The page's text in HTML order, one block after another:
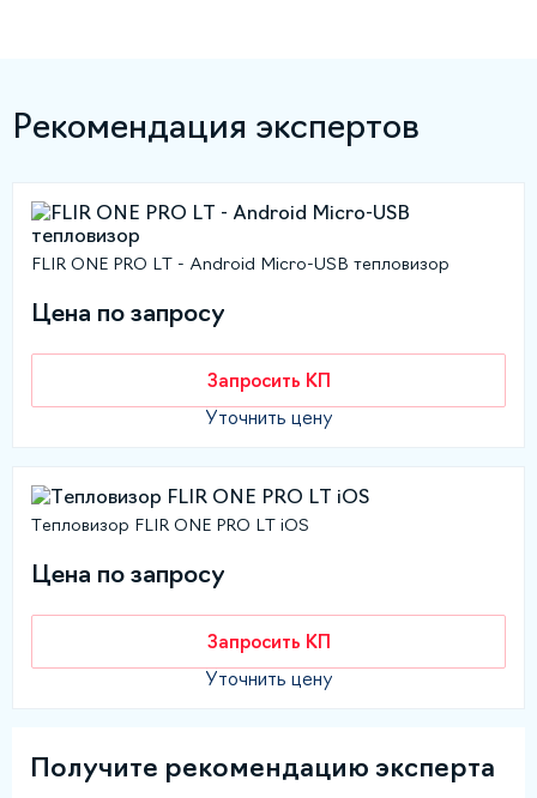
Рекомендация экспертов
FLIR ONE PRO LT - Android Micro-USB тепловизор
Цена по запросу
Запросить КП
Уточнить цену
Тепловизор FLIR ONE PRO LT iOS
Цена по запросу
Запросить КП
Уточнить цену
Получите рекомендацию эксперта